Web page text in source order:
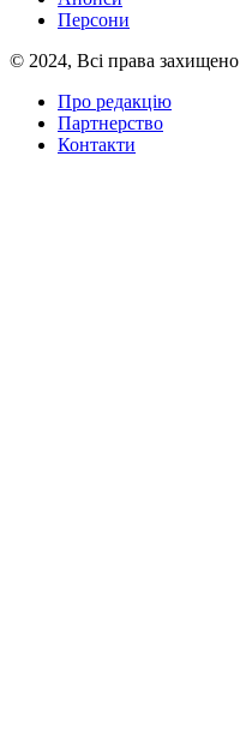
Персони
© 2024, Всі права захищено
Про редакцію
Партнерство
Контакти